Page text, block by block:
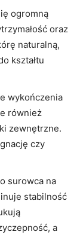
ogromną
oraz
naturalną,
kształtu
wykończenia
również
zewnętrzne.
czy
surowca na
stabilność
a